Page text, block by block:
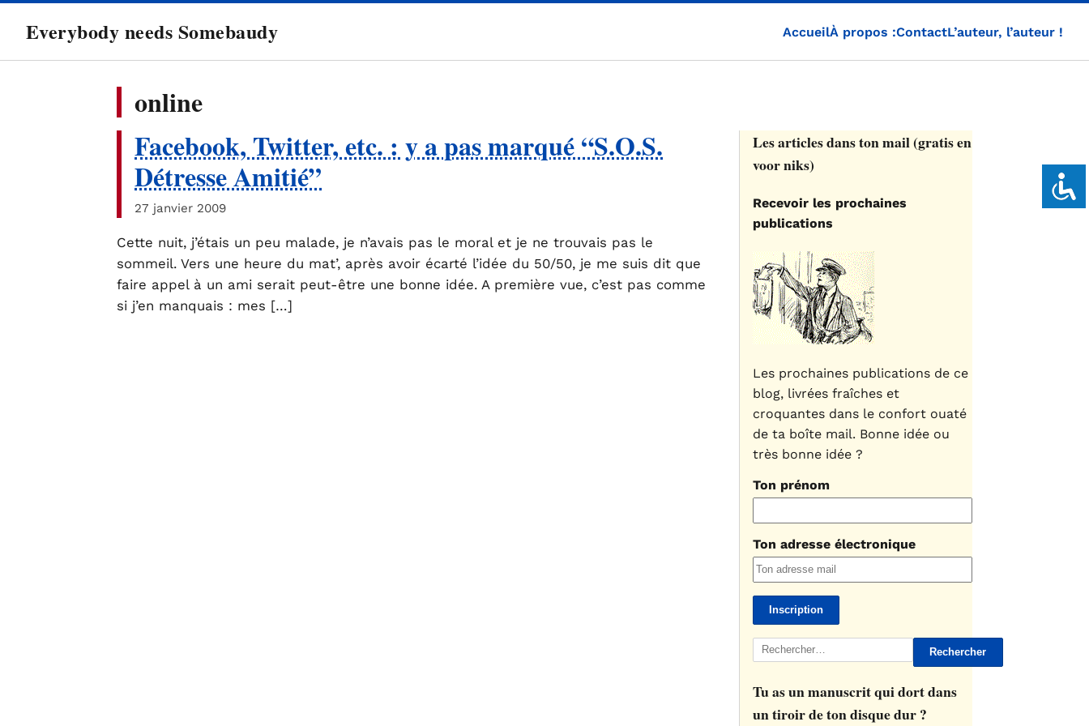
Everybody needs Somebaudy AccueilÀ propos :ContactL’auteur, l’auteur !
online
Facebook, Twitter, etc. : y a pas marqué “S.O.S.
Détresse Amitié”
27 janvier 2009
Cette nuit, j’étais un peu malade, je n’avais pas le moral et je ne trouvais pas le
sommeil. Vers une heure du mat’, après avoir écarté l’idée du 50/50, je me suis dit que
faire appel à un ami serait peut-être une bonne idée. A première vue, c’est pas comme
si j’en manquais : mes […]
Les articles dans ton mail (gratis en
voor niks)
Recevoir les prochaines
publications
Les prochaines publications de ce
blog, livrées fraîches et
croquantes dans le confort ouaté
de ta boîte mail. Bonne idée ou
très bonne idée ?
Ton prénom
Ton adresse électronique
Rechercher :
Tu as un manuscrit qui dort dans
un tiroir de ton disque dur ?